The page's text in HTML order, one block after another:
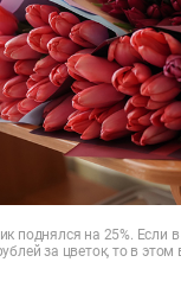
поднялся на 25%. Если
за цветок, то в этом